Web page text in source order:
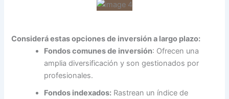
Considerá estas opciones de inversión a largo plazo:
Fondos comunes de inversión: Ofrecen una
amplia diversificación y son gestionados por
profesionales.
Fondos indexados: Rastrean un índice de